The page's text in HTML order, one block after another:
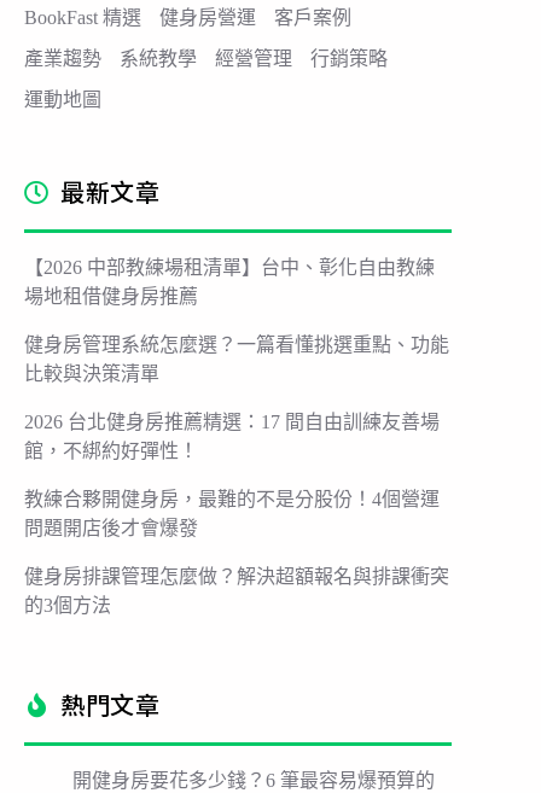
BookFast 精選 健身房營運
客戶案例
產業趨勢
系統教學 經營管理
行銷策略
運動地圖
最新文章
【2026 中部教練場租清單】台中、彰化自由教練
場地租借健身房推薦
健身房管理系統怎麼選？一篇看懂挑選重點、功能
比較與決策清單
2026 台北健身房推薦精選：17 間自由訓練友善場
館，不綁約好彈性！
教練合夥開健身房，最難的不是分股份！4個營運
問題開店後才會爆發
健身房排課管理怎麼做？解決超額報名與排課衝突
的3個方法
熱門文章​
開健身房要花多少錢？6 筆最容易爆預算的